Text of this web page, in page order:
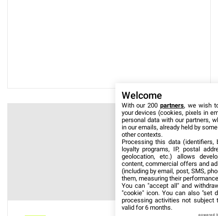
Welcome
With our 200partners, we wish
your devices (cookies, pixels in
personal data with our partners,
in our emails, already held by
other contexts.
Processing this data (identifiers,
loyalty programs, IP, postal
geolocation, etc.) allows
content, commercial offers and
(including by email, post, SMS,
them, measuring their
You can "accept all" and
"cookie" icon. You can also "set
processing activities not subject
valid for 6 months.
powered